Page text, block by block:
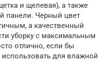
и щелевая), а также
панели. Черный цвет
а качественный
уборку с максимальным
отлично, если бы
для влажной